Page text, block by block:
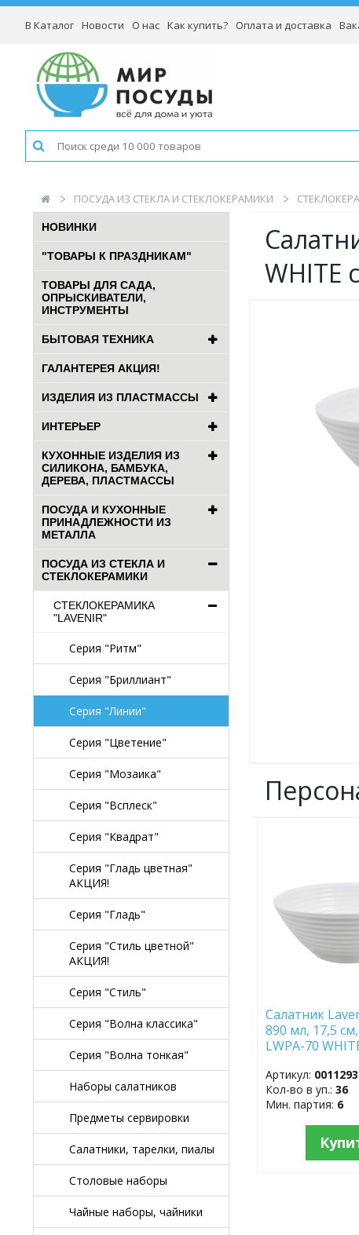
В Каталог Новости О нас Как купить? Оплата и доставка
ПОСУДА ИЗ СТЕКЛА И СТЕКЛОКЕРАМИКИ
НОВИНКИ
"ТОВАРЫ К ПРАЗДНИКАМ"
ТОВАРЫ ДЛЯ САДА,
ОПРЫСКИВАТЕЛИ,
ИНСТРУМЕНТЫ
БЫТОВАЯ ТЕХНИКА
ГАЛАНТЕРЕЯ АКЦИЯ!
ИЗДЕЛИЯ ИЗ ПЛАСТМАССЫ
ИНТЕРЬЕР
КУХОННЫЕ ИЗДЕЛИЯ ИЗ
СИЛИКОНА, БАМБУКА,
ДЕРЕВА, ПЛАСТМАССЫ
ПОСУДА И КУХОННЫЕ
ПРИНАДЛЕЖНОСТИ ИЗ
МЕТАЛЛА
ПОСУДА ИЗ СТЕКЛА И
СТЕКЛОКЕРАМИКИ
СТЕКЛОКЕРАМИКА
"LAVENIR"
Серия "Ритм"
Серия "Бриллиант"
Серия "Линии"
Серия "Цветение"
Серия "Мозаика"
Серия "Всплеск"
Серия "Квадрат"
Серия "Гладь цветная"
АКЦИЯ!
Серия "Гладь"
Серия "Стиль цветной"
АКЦИЯ!
Серия "Стиль"
Серия "Волна классика"
Серия "Волна тонкая"
Наборы салатников
Предметы сервировки
Салатники, тарелки, пиалы
Столовые наборы
Чайные наборы, чайники
WHITE
Салатник
890 мл, 17,5
LWPA-70
Артикул:
Кол-во в уп.:36
Мин. партия: 6